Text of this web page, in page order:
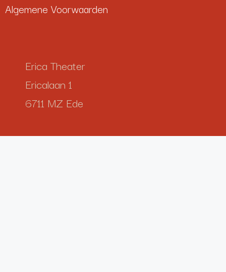
Algemene Voorwaarden
Erica Theater
Ericalaan 1
6711 MZ Ede